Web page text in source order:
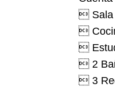
 Sala


 2
 3